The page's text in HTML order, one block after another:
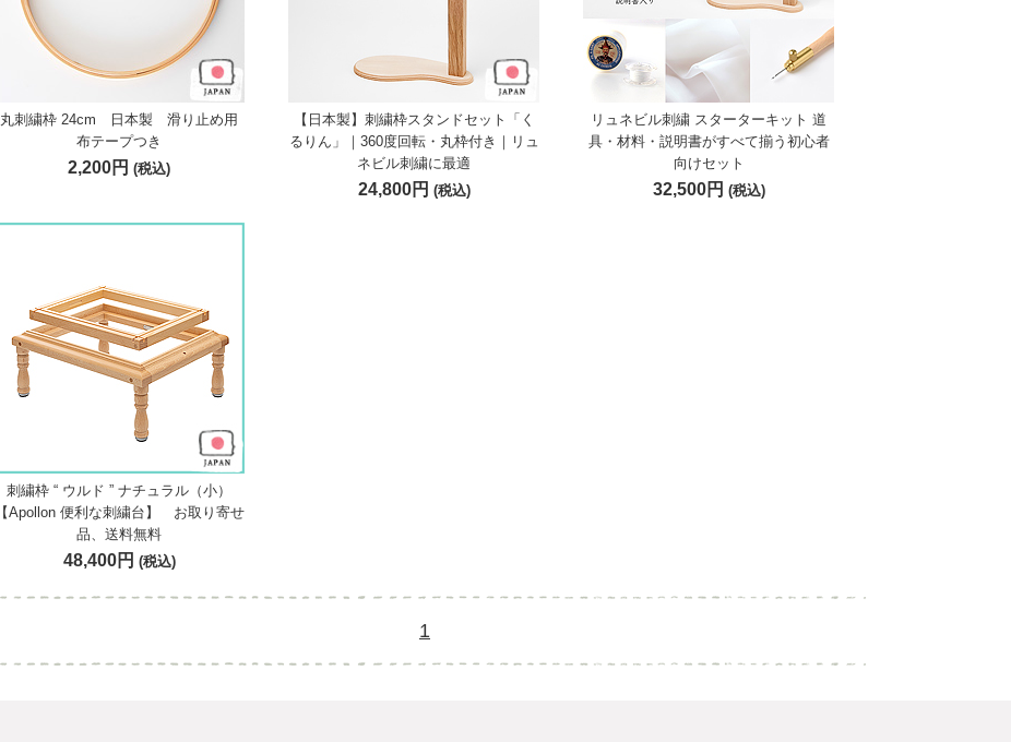
丸刺繍枠 24cm 日本製 滑り止め用
布テープつき
2,200円 (税込)
【日本製】刺繍枠スタンドセット「く
るりん」｜360度回転・丸枠付き｜リュ
ネビル刺繍に最適
24,800円 (税込)
リュネビル刺繍 スターターキット 道
具・材料・説明書がすべて揃う初心者
向けセット
32,500円 (税込)
刺繍枠 “ ウルド ” ナチュラル（小）
【Apollon 便利な刺繍台】 お取り寄せ
品、送料無料
48,400円 (税込)
1